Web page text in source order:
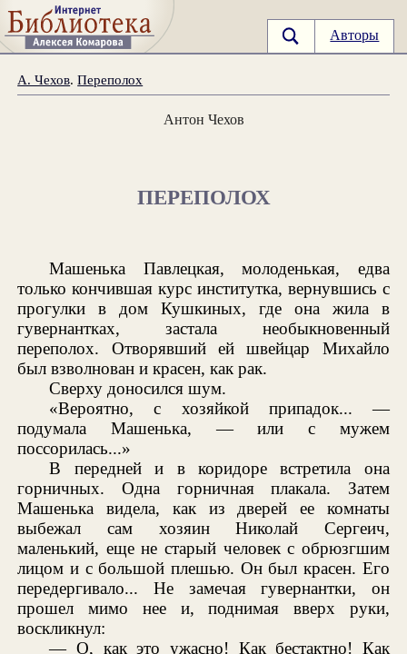
Авторы
А. Чехов.Переполох
Антон Чехов
ПЕРЕПОЛОХ
Машенька Павлецкая, молоденькая, едва
только кончившая курс институтка, вернувшись с
прогулки в дом Кушкиных, где она жила в
гувернантках, застала необыкновенный
переполох. Отворявший ей швейцар Михайло
был взволнован и красен, как рак.
Сверху доносился шум.
«Вероятно, с хозяйкой припадок... —
подумала Машенька, — или с мужем
поссорилась...»
В передней и в коридоре встретила она
горничных. Одна горничная плакала. Затем
Машенька видела, как из дверей ее комнаты
выбежал сам хозяин Николай Сергеич,
маленький, еще не старый человек с обрюзгшим
лицом и с большой плешью. Он был красен. Его
передергивало... Не замечая гувернантки, он
прошел мимо нее и, поднимая вверх руки,
воскликнул:
— О, как это ужасно! Как бестактно! Как